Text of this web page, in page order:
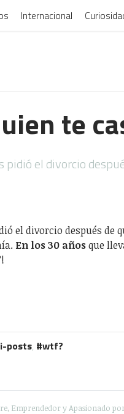
Internacional
te
pidió el divorcio
el divorcio después de
En los 30 añosque
posts, wtf?
Emprendedor y Apasionado